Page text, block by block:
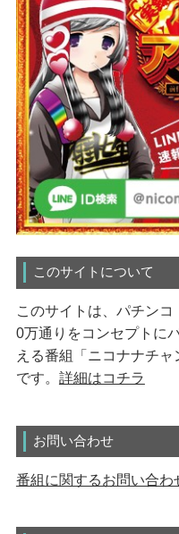
このサイトについて
このサイトは、パチンコ
0万通りをコンセプトに
える番組「ニコナナチ
です。 詳細はコチラ
お問い合わせ
番組に関するお問い合わ